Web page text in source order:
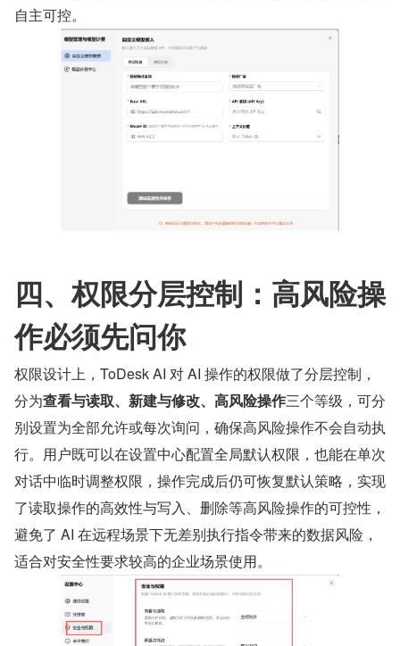
自主可控。
四、权限分层控制：高风险操
作必须先问你
权限设计上，ToDesk AI 对 AI 操作的权限做了分层控制，
分为查看与读取、新建与修改、高风险操作三个等级，可分
别设置为全部允许或每次询问，确保高风险操作不会自动执
行。用户既可以在设置中心配置全局默认权限，也能在单次
对话中临时调整权限，操作完成后仍可恢复默认策略，实现
了读取操作的高效性与写入、删除等高风险操作的可控性，
避免了 AI 在远程场景下无差别执行指令带来的数据风险，
适合对安全性要求较高的企业场景使用。